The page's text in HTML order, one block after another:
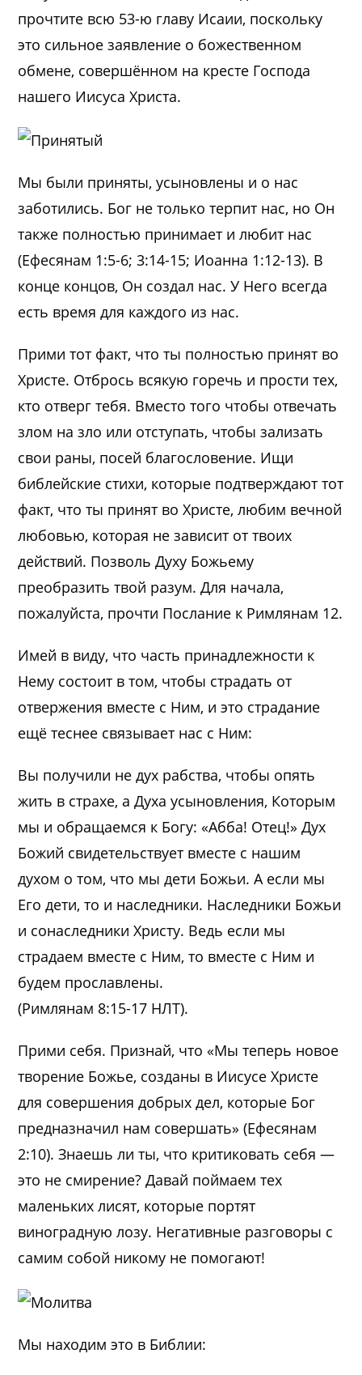
прочтите всю 53-ю главу Исаии, поскольку
это сильное заявление о божественном
обмене, совершённом на кресте Господа
нашего Иисуса Христа.
Мы были приняты, усыновлены и о нас
заботились. Бог не только терпит нас, но Он
также полностью принимает и любит нас
(Ефесянам 1:5-6; 3:14-15; Иоанна 1:12-13). В
конце концов, Он создал нас. У Него всегда
есть время для каждого из нас.
Прими тот факт, что ты полностью принят во
Христе. Отбрось всякую горечь и прости тех,
кто отверг тебя. Вместо того чтобы отвечать
злом на зло или отступать, чтобы зализать
свои раны, посей благословение. Ищи
библейские стихи, которые подтверждают тот
факт, что ты принят во Христе, любим вечной
любовью, которая не зависит от твоих
действий. Позволь Духу Божьему
преобразить твой разум. Для начала,
пожалуйста, прочти Послание к Римлянам 12.
Имей в виду, что часть принадлежности к
Нему состоит в том, чтобы страдать от
отвержения вместе с Ним, и это страдание
ещё теснее связывает нас с Ним:
Вы получили не дух рабства, чтобы опять
жить в страхе, а Духа усыновления, Которым
мы и обращаемся к Богу: «Абба! Отец!» Дух
Божий свидетельствует вместе с нашим
духом о том, что мы дети Божьи. А если мы
Его дети, то и наследники. Наследники Божьи
и сонаследники Христу. Ведь если мы
страдаем вместе с Ним, то вместе с Ним и
будем прославлены.
(Римлянам 8:15-17 НЛТ).
Прими себя. Признай, что «Мы теперь новое
творение Божье, созданы в Иисусе Христе
для совершения добрых дел, которые Бог
предназначил нам совершать» (Ефесянам
2:10). Знаешь ли ты, что критиковать себя —
это не смирение? Давай поймаем тех
маленьких лисят, которые портят
виноградную лозу. Негативные разговоры с
самим собой никому не помогают!
Мы находим это в Библии: